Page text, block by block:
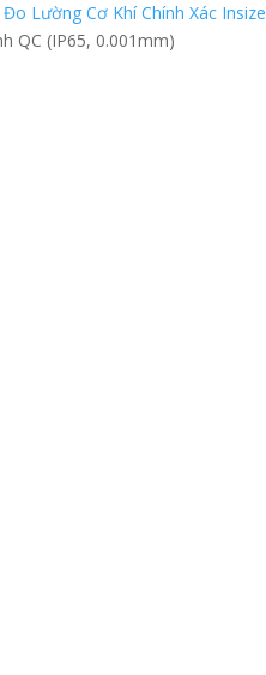
Lường Cơ Khí Chính Xác Insize
QC (IP65, 0.001mm)